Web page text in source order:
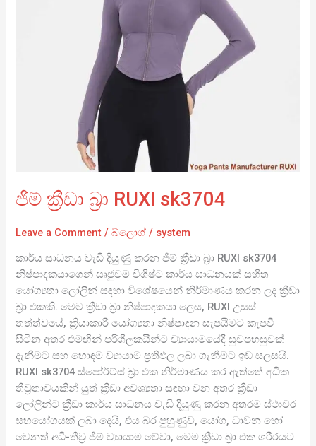
ජිම් ක්‍රීඩා බ්‍රා RUXI sk3704
Leave a Comment /බ්ලොග් / system
කාර්ය සාධනය වැඩි දියුණු කරන ජිම් ක්‍රීඩා බ්‍රා RUXI sk3704
නිෂ්පාදකයාගෙන් සෘජුවම විශිෂ්ට කාර්ය සාධනයක් සහිත
යෝග්‍යතා ලෝලීන් සඳහා විශේෂයෙන් නිර්මාණය කරන ලද ක්‍රීඩා
බ්‍රා එකකි. මෙම ක්‍රීඩා බ්‍රා නිෂ්පාදකයා ලෙස, RUXI උසස්
තත්ත්වයේ, ක්‍රියාකාරී යෝග්‍යතා නිෂ්පාදන සැපයීමට කැපවී
සිටින අතර එමඟින් පරිශීලකයින්ට ව්‍යායාමයේදී සුවපහසුවක්
දැනීමට සහ හොඳම ව්‍යායාම ප්‍රතිඵල ලබා ගැනීමට ඉඩ සලසයි.
RUXI sk3704 ස්පෝර්ට්ස් බ්‍රා එක නිර්මාණය කර ඇත්තේ අධික
තීව්‍රතාවයකින් යුත් ක්‍රීඩා අවශ්‍යතා සඳහා වන අතර ක්‍රීඩා
ලෝලීන්ට ක්‍රීඩා කාර්ය සාධනය වැඩි දියුණු කරන අතරම ස්ථාවර
සහයෝගයක් ලබා දෙයි, එය බර පුහුණුව, යෝග, ධාවන හෝ
වෙනත් අධි-තීව්‍ර ජිම් ව්‍යායාම වේවා, මෙම ක්‍රීඩා බ්‍රා එක ශරීරයට